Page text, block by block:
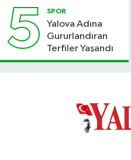
5 SPOR
Yalova Adına
Gururlandıran
Terfiler Yaşandı